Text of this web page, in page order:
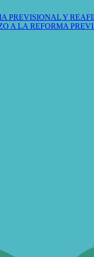
PREVISIONAL Y
A LA REFORMA